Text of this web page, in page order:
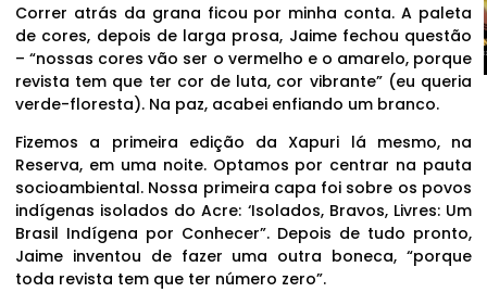
Correr atrás da grana ficou por minha conta. A paleta
de cores, depois de larga prosa, Jaime fechou questão
– “nossas cores vão ser o vermelho e o amarelo, porque
revista tem que ter cor de luta, cor vibrante” (eu queria
verde-floresta). Na paz, acabei enfiando um branco.
Fizemos a primeira edição da Xapuri lá mesmo, na
Reserva, em uma noite. Optamos por centrar na pauta
socioambiental. Nossa primeira capa foi sobre os povos
indígenas isolados do Acre: ‘Isolados, Bravos, Livres: Um
Brasil Indígena por Conhecer”. Depois de tudo pronto,
Jaime inventou de fazer uma outra boneca, “porque
toda revista tem que ter número zero”.